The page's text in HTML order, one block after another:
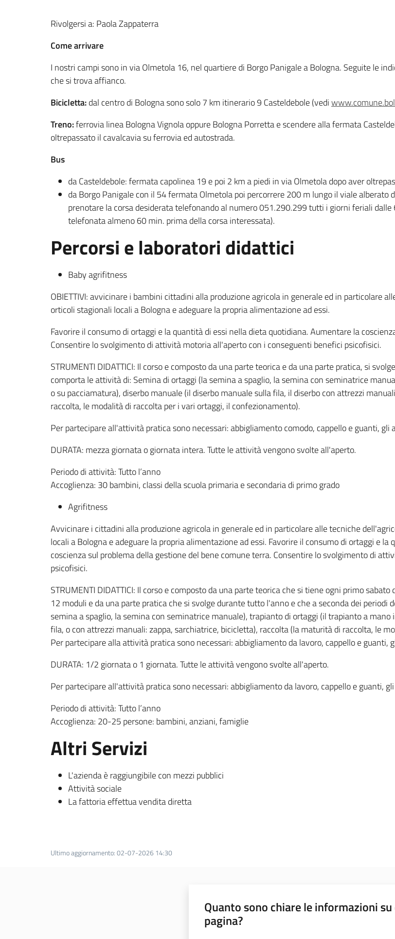
Rivolgersi a: Paola Zappaterra
Come arrivare
I nostri campi sono in via Olmetola 16, nel quartiere di Borgo Panigale a Bologna. Seguite le
che si trova affianco.
Bicicletta:dal centro di Bologna sono solo 7 km itinerario 9 Casteldebole (vedi
Treno:ferrovia linea Bologna Vignola oppure Bologna Porretta e scendere alla fermata
oltrepassato il cavalcavia su ferrovia ed autostrada.
Bus
da Casteldebole: fermata capolinea 19 e poi 2 km a piedi in via Olmetola dopo aver
da Borgo Panigale con il 54 fermata Olmetola poi percorrere 200 m lungo il viale alberato
prenotare la corsa desiderata telefonando al numero 051.290.299 tutti i giorni feriali
telefonata almeno 60 min. prima della corsa interessata).
Percorsi e laboratori didattici
Baby agrifitness
OBIETTIVI: avvicinare i bambini cittadini alla produzione agricola in generale ed in particolare
orticoli stagionali locali a Bologna e adeguare la propria alimentazione ad essi.
Favorire il consumo di ortaggi e la quantità di essi nella dieta quotidiana. Aumentare la
Consentire lo svolgimento di attività motoria all'aperto con i conseguenti benefici psicofisici.
STRUMENTI DIDATTICI: Il corso e composto da una parte teorica e da una parte pratica, si
comporta le attività di: Semina di ortaggi (la semina a spaglio, la semina con seminatrice
o su pacciamatura), diserbo manuale (il diserbo manuale sulla fila, il diserbo con attrezzi
raccolta, le modalità di raccolta per i vari ortaggi, il confezionamento).
Per partecipare all'attività pratica sono necessari: abbigliamento comodo, cappello e guanti, gli
DURATA: mezza giornata o giornata intera. Tutte le attività vengono svolte all'aperto.
Periodo di attività: Tutto l’anno
Accoglienza: 30 bambini, classi della scuola primaria e secondaria di primo grado
Agrifitness
Avvicinare i cittadini alla produzione agricola in generale ed in particolare alle tecniche
locali a Bologna e adeguare la propria alimentazione ad essi. Favorire il consumo di ortaggi e
coscienza sul problema della gestione del bene comune terra. Consentire lo svolgimento di
psicofisici.
STRUMENTI DIDATTICI: Il corso e composto da una parte teorica che si tiene ogni primo
12 moduli e da una parte pratica che si svolge durante tutto l'anno e che a seconda dei
semina a spaglio, la semina con seminatrice manuale), trapianto di ortaggi (il trapianto a
fila, o con attrezzi manuali: zappa, sarchiatrice, bicicletta), raccolta (la maturità di raccolta, le
Per partecipare alla attività pratica sono necessari: abbigliamento da lavoro, cappello e guanti,
DURATA: 1/2 giornata o 1 giornata. Tutte le attività vengono svolte all'aperto.
Per partecipare all'attività pratica sono necessari: abbigliamento da lavoro, cappello e guanti,
Periodo di attività: Tutto l’anno
Accoglienza: 20-25 persone: bambini, anziani, famiglie
Altri Servizi
L'azienda è raggiungibile con mezzi pubblici
Attività sociale
La fattoria effettua vendita diretta
Ultimo aggiornamento:02-07-2026 14:30
Quanto sono chiare le informazioni
pagina?